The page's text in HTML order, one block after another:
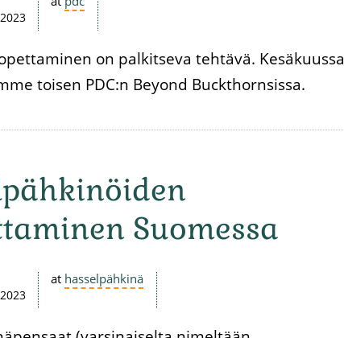
on palkitseva tehtävä. Kesäkuussa
toisen PDC:n Beyond Buckthornsissa.
Suomessa
at hasselpähkinä